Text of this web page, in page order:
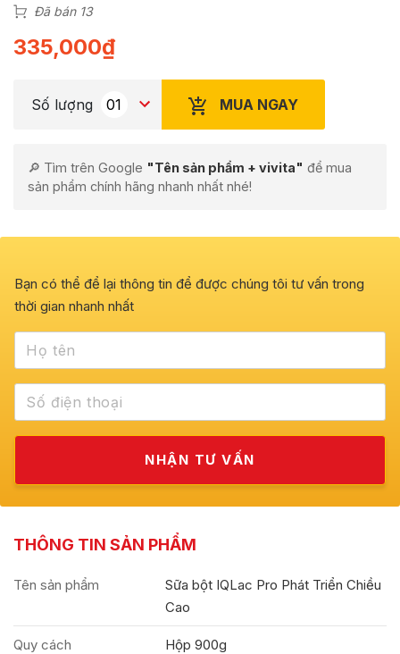
Đã bán 13
335,000₫
Số lượng MUA NGAY
🔎 Tìm trên Google "Tên sản phẩm + vivita" để mua
sản phẩm chính hãng nhanh nhất nhé!
Bạn có thể để lại thông tin để được chúng tôi tư vấn trong
thời gian nhanh nhất
THÔNG TIN SẢN PHẨM
Tên sản phẩm
Sữa bột IQLac Pro Phát Triển Chiều
Cao
Quy cách Hộp 900g